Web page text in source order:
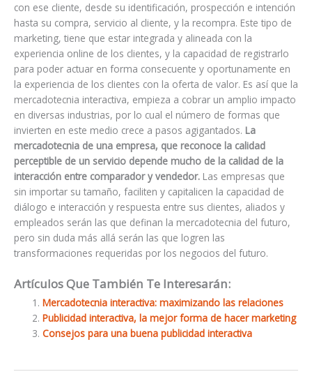
con ese cliente, desde su identificación, prospección e intención
hasta su compra, servicio al cliente, y la recompra. Este tipo de
marketing, tiene que estar integrada y alineada con la
experiencia online de los clientes, y la capacidad de registrarlo
para poder actuar en forma consecuente y oportunamente en
la experiencia de los clientes con la oferta de valor. Es así que la
mercadotecnia interactiva, empieza a cobrar un amplio impacto
en diversas industrias, por lo cual el número de formas que
invierten en este medio crece a pasos agigantados. La
mercadotecnia de una empresa, que reconoce la calidad
perceptible de un servicio depende mucho de la calidad de la
interacción entre comparador y vendedor. Las empresas que
sin importar su tamaño, faciliten y capitalicen la capacidad de
diálogo e interacción y respuesta entre sus clientes, aliados y
empleados serán las que definan la mercadotecnia del futuro,
pero sin duda más allá serán las que logren las
transformaciones requeridas por los negocios del futuro.
Artículos Que También Te Interesarán:
Mercadotecnia interactiva: maximizando las relaciones
Publicidad interactiva, la mejor forma de hacer marketing
Consejos para una buena publicidad interactiva